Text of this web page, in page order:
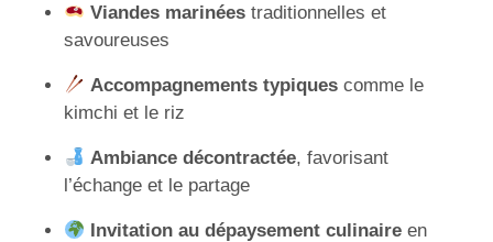
Viandes marinées traditionnelles et
savoureuses
Accompagnements typiques comme le
kimchi et le riz
Ambiance décontractée, favorisant
l’échange et le partage
Invitation au dépaysement culinaire en